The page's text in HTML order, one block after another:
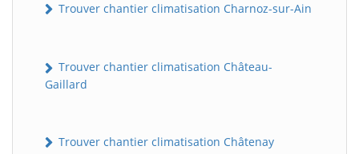
Trouver chantier climatisation Charnoz-sur-Ain
Trouver chantier climatisation Château-
Gaillard
Trouver chantier climatisation Châtenay